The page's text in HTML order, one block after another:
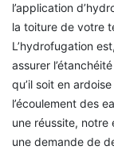
l’application
la toiture de votre
L’hydrofugation
assurer
qu’il soit en
l’écoulement des
une réussite,
une demande de